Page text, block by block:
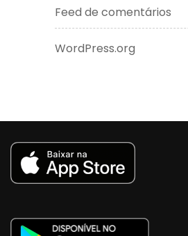
Feed de comentários
WordPress.org